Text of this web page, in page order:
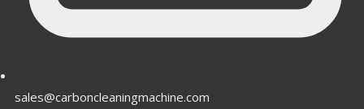
sales@carboncleaningmachine.com